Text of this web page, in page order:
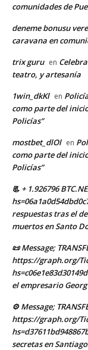
comunidades de
deneme bonusu
caravana en
trix guru en
teatro, y artesanía
1win_dkKl en
como parte del
Policías”
mostbet_dlOl en
como parte del
Policías”
📃 + 1.926796
respuestas tras el
muertos en Santo
📜 Message;
https://graph.org/
el empresario
⚙ Message;
https://graph.org/
secretas en